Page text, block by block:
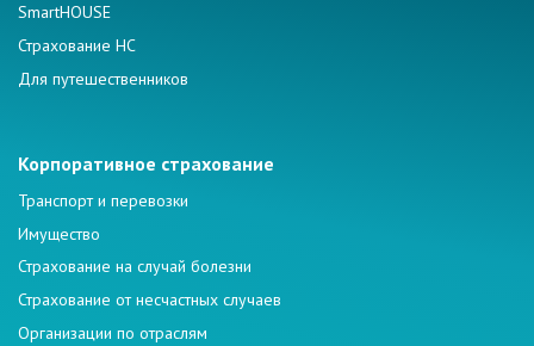
SmartHOUSE
Страхование НС
Для путешественников
Корпоративное страхование
Транспорт и перевозки
Имущество
Страхование на случай болезни
Страхование от несчастных случаев
Организации по отраслям